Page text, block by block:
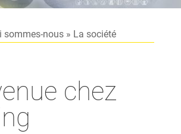
sommes-nous» La société
chez